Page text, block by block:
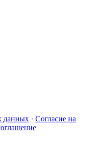
данных · Согласие на